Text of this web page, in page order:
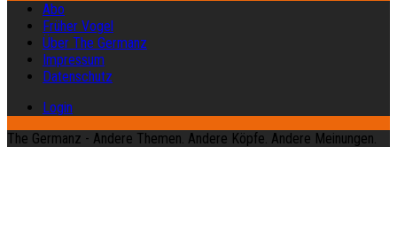
Abo
Früher Vogel
Über The Germanz
Impressum
Datenschutz
Login
The Germanz - Andere Themen. Andere Köpfe. Andere Meinungen.